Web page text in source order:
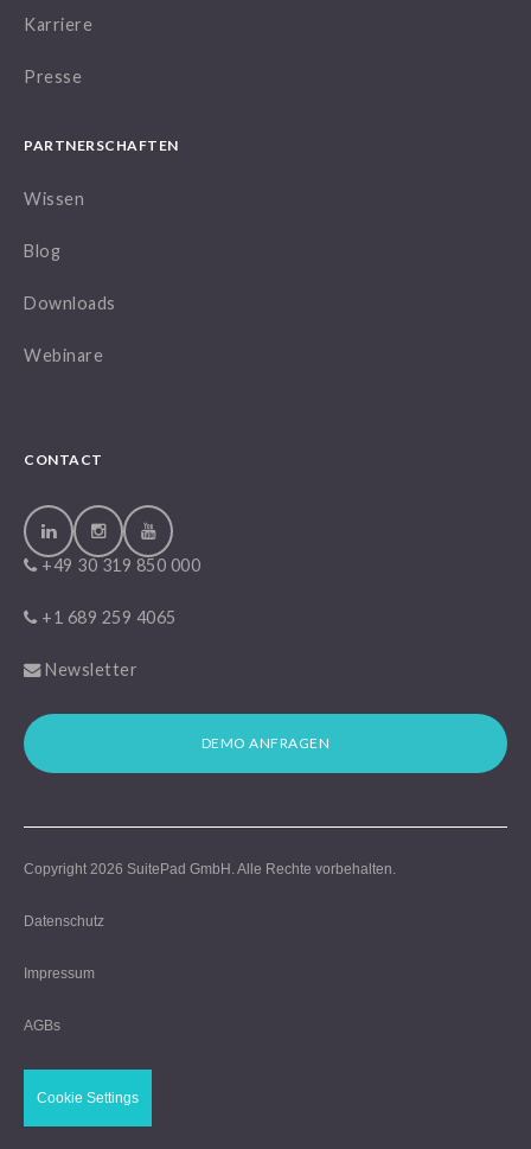
Karriere
Presse
PARTNERSCHAFTEN
Wissen
Blog
Downloads
Webinare
CONTACT
+49 30 319 850 000
+1 689 259 4065
Newsletter
DEMO ANFRAGEN
Copyright 2026 SuitePad GmbH . Alle Rechte vorbehalten.
Datenschutz
Impressum
AGBs
Cookie Settings